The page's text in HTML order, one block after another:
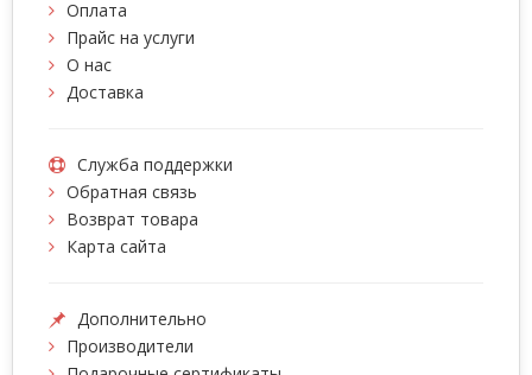
Оплата
Прайс на услуги
О нас
Доставка
Служба поддержки
Обратная связь
Возврат товара
Карта сайта
Дополнительно
Производители